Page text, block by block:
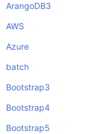
ArangoDB3
AWS
Azure
batch
Bootstrap3
Bootstrap4
Bootstrap5